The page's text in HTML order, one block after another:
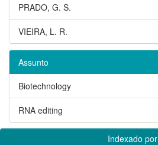
PRADO, G. S.
VIEIRA, L. R.
Assunto
Biotechnology
RNA editing
Indexado por